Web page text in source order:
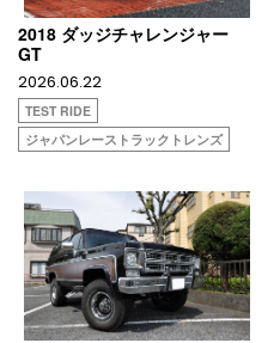
2018 ダッジチャレンジャー
GT
2026.06.22
TEST RIDE
ジャパンレーストラックトレンズ